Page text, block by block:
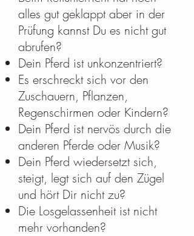
alles gut geklappt aber in der
Prüfung kannst Du es nicht gut
abrufen?
Dein Pferd istunkonzentriert?
Es erschreckt sich vor den
Zuschauern, Pflanzen,
Regenschirmen oder Kindern?
Dein Pferd ist nervös durch die
anderen Pferde oder Musik?
Dein Pferd wiedersetzt sich,
steigt, legt sich auf den Zügel
und hört Dir nicht zu?
Die Losgelassenheit ist nicht
mehr vorhanden?